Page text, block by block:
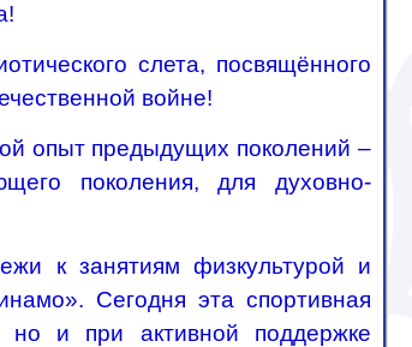
слета, посвящённого
войне!
опыт предыдущих поколений –
поколения, для духовно-
к занятиям физкультурой и
Сегодня эта спортивная
но и при активной поддержке